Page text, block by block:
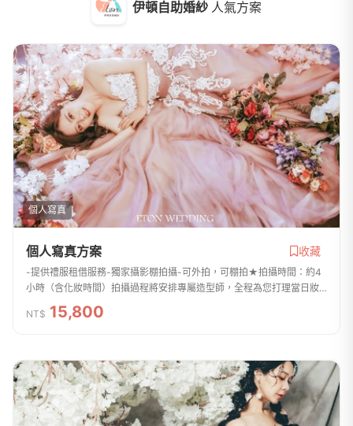
伊頓自助婚紗 人氣方案
個人寫真
個人寫真方案 收藏
-提供禮服租借服務-獨家攝影棚拍攝-可外拍，可棚拍★拍攝時間：約4
小時（含化妝時間）拍攝過程將安排專屬造型師，全程為您打理當日妝
髮造型，不額外加收任何費用。★造型與妝髮3套造型整體搭配，打造完
美視覺效果。★拍...
NT$ 15,800